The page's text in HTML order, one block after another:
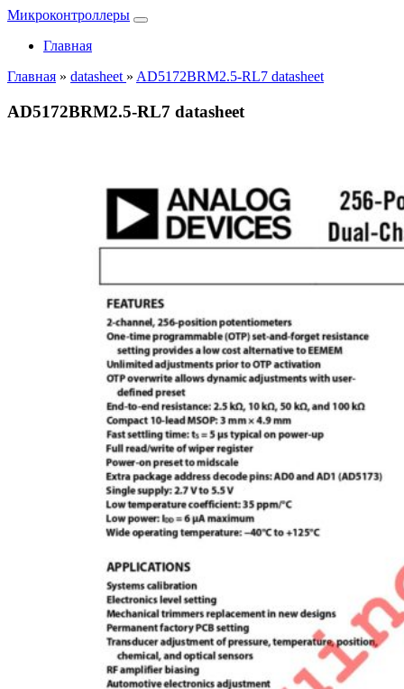
Микроконтроллеры
Главная
Главная » datasheet » AD5172BRM2.5-RL7 datasheet
AD5172BRM2.5-RL7 datasheet